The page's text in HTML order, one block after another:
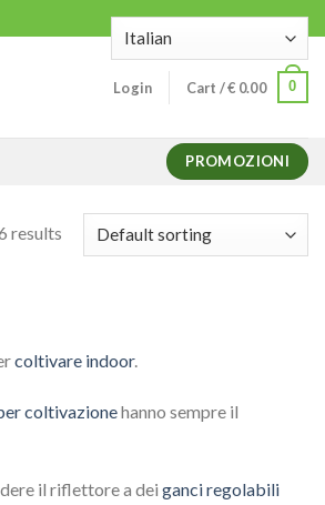
Login Cart /€ 0.00 0
PROMOZIONI
results
coltivare indoor.
coltivazionehanno sempre il
il riflettore a dei ganci regolabili